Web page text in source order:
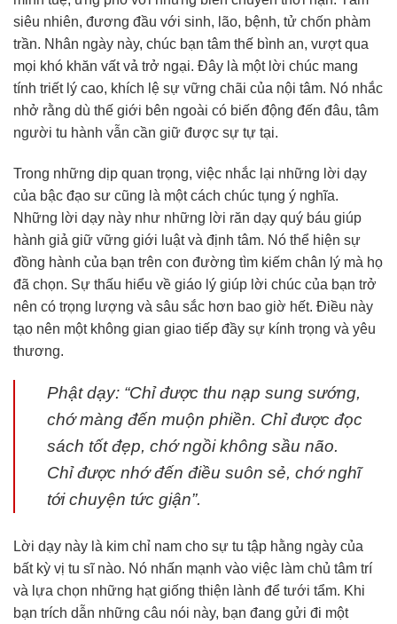
siêu nhiên, đương đầu với sinh, lão, bệnh, tử chốn phàm
trần. Nhân ngày này, chúc bạn tâm thế bình an, vượt qua
mọi khó khăn vất vả trở ngại. Đây là một lời chúc mang
tính triết lý cao, khích lệ sự vững chãi của nội tâm. Nó nhắc
nhở rằng dù thế giới bên ngoài có biến động đến đâu, tâm
người tu hành vẫn cần giữ được sự tự tại.
Trong những dịp quan trọng, việc nhắc lại những lời dạy
của bậc đạo sư cũng là một cách chúc tụng ý nghĩa.
Những lời dạy này như những lời răn dạy quý báu giúp
hành giả giữ vững giới luật và định tâm. Nó thể hiện sự
đồng hành của bạn trên con đường tìm kiếm chân lý mà họ
đã chọn. Sự thấu hiểu về giáo lý giúp lời chúc của bạn trở
nên có trọng lượng và sâu sắc hơn bao giờ hết. Điều này
tạo nên một không gian giao tiếp đầy sự kính trọng và yêu
thương.
Phật dạy: “Chỉ được thu nạp sung sướng,
chớ màng đến muộn phiền. Chỉ được đọc
sách tốt đẹp, chớ ngồi không sầu não.
Chỉ được nhớ đến điều suôn sẻ, chớ nghĩ
tới chuyện tức giận”.
Lời dạy này là kim chỉ nam cho sự tu tập hằng ngày của
bất kỳ vị tu sĩ nào. Nó nhấn mạnh vào việc làm chủ tâm trí
và lựa chọn những hạt giống thiện lành để tưới tẩm. Khi
bạn trích dẫn những câu nói này, bạn đang gửi đi một